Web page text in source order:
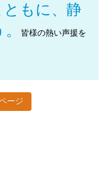
もに、静
皆様の熱い声援を
ージ